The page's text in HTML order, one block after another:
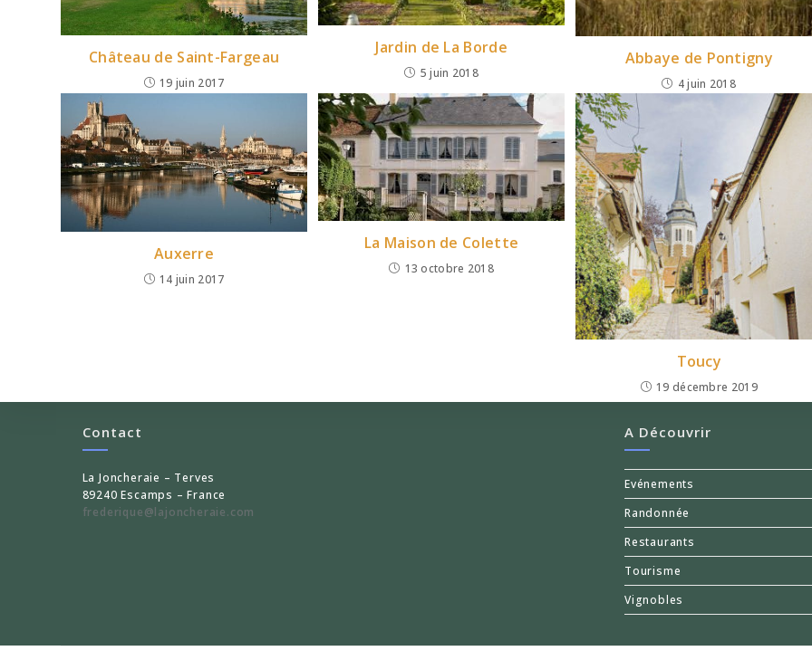
Château de Saint-Fargeau
19 juin 2017
Jardin de La Borde
5 juin 2018
Abbaye de Pontigny
4 juin 2018
Auxerre
14 juin 2017
La Maison de Colette
13 octobre 2018
Toucy
19 décembre 2019
Contact
La Joncheraie – Terves
89240 Escamps – France
frederique@lajoncheraie.com
A Découvrir
Evénements
Randonnée
Restaurants
Tourisme
Vignobles